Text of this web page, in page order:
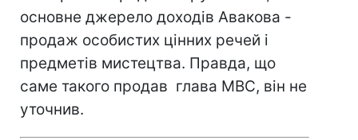
основне джерело доходів Авакова -
продаж особистих цінних речей і
предметів мистецтва. Правда, що
саме такого продав глава МВС, він не
уточнив.